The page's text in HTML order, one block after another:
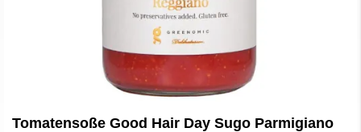
Anfang
Tomatensoße Good Hair Day Sugo Parmigiano